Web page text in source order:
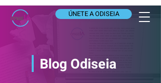
ÚNETE A ODISEIA
Blog Odiseia